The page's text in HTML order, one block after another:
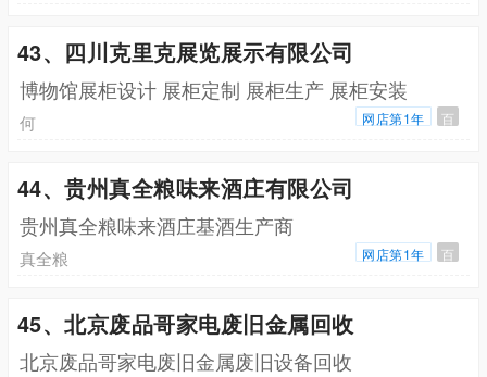
43、四川克里克展览展示有限公司
博物馆展柜设计 展柜定制 展柜生产 展柜安装
何 网店第1年 百
44、贵州真全粮味来酒庄有限公司
贵州真全粮味来酒庄基酒生产商
真全粮 网店第1年 百
45、北京废品哥家电废旧金属回收
北京废品哥家电废旧金属废旧设备回收